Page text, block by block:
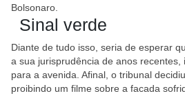
Bolsonaro.
Sinal verde
Diante de tudo isso, seria de esperar
a sua jurisprudência de anos
para a avenida. Afinal, o tribunal
proibindo um filme sobre a facada